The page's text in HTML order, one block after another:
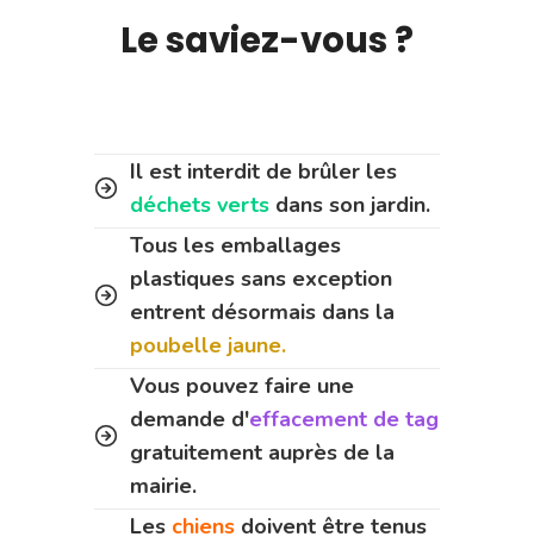
Le saviez-vous ?
Il est interdit de brûler les
déchets verts dans son jardin.
Tous les emballages
plastiques sans exception
entrent désormais dans la
poubelle jaune.
Vous pouvez faire une
demande d'effacement de tag
gratuitement auprès de la
mairie.
Les chiens doivent être tenus